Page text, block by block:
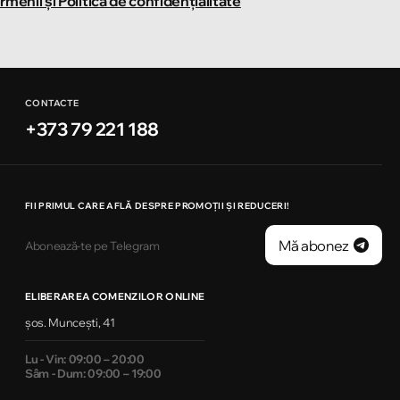
CONTACTE
+373 79 221 188
FII PRIMUL CARE AFLĂ DESPRE PROMOȚII ȘI REDUCERI!
Abonează-te pe Telegram Mă abonez
ELIBERAREA COMENZILOR ONLINE
șos. Muncești, 41
Lu - Vin: 09:00 – 20:00
Sâm - Dum: 09:00 – 19:00